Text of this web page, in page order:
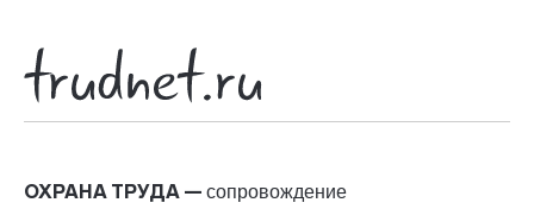
ОХРАНА ТРУДА — сопровождение